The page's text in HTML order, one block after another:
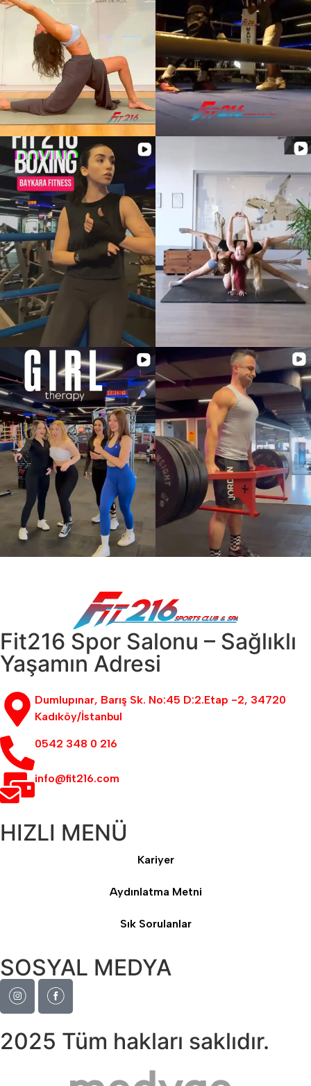
Fit216 Spor Salonu – Sağlıklı
Yaşamın Adresi
Dumlupınar, Barış Sk. No:45 D:2.Etap -2, 34720
Kadıköy/İstanbul
0542 348 0 216
info@fit216.com
HIZLI MENÜ
Kariyer
Aydınlatma Metni
Sık Sorulanlar
SOSYAL MEDYA
2025 Tüm hakları saklıdır.